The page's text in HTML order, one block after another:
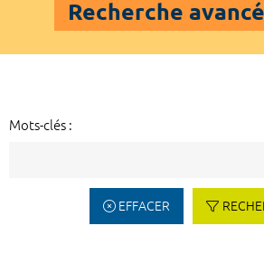
Recherche
Mots-clés :
EFFACER